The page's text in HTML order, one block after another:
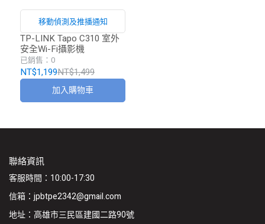
移動偵測及推播通知
TP-LINK Tapo C310 室外
安全Wi-Fi攝影機
已銷售：0
NT$1,199NT$1,499
加入購物車
聯絡資訊
客服時間：10:00-17:30
信箱：jpbtpe2342@gmail.com
地址：高雄市三民區建國二路90號